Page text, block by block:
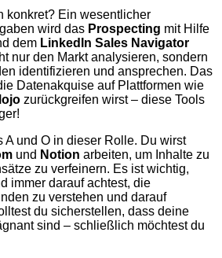
konkret? Ein wesentlicher
wird das Prospecting mit Hilfe
dem LinkedIn Sales Navigator
nur den Markt analysieren, sondern
identifizieren und ansprechen. Das
Datenakquise auf Plattformen wie
zurückgreifen wirst – diese Tools
A und O in dieser Rolle. Du wirst
und Notion arbeiten, um Inhalte zu
zu verfeinern. Es ist wichtig,
immer darauf achtest, die
zu verstehen und darauf
du sicherstellen, dass deine
sind – schließlich möchtest du